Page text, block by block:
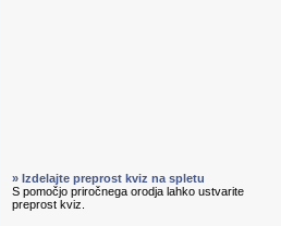
» Izdelajte preprost kviz na spletu
S pomočjo priročnega orodja lahko ustvarite
preprost kviz.